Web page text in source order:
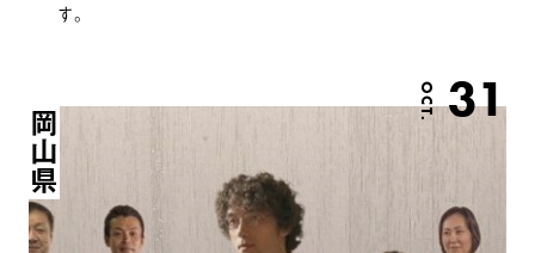
す。
OCT. 31
岡山県